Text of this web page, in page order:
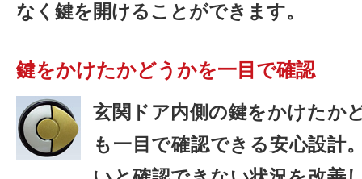
なく鍵を開けることができます。
鍵をかけたかどうかを一目で確認
玄関ドア内側の鍵をかけたか
も一目で確認できる安心設計